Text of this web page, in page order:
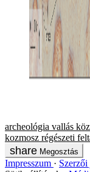
archeológia vallás
kozmosz régészeti
Megosztás
Impresszum